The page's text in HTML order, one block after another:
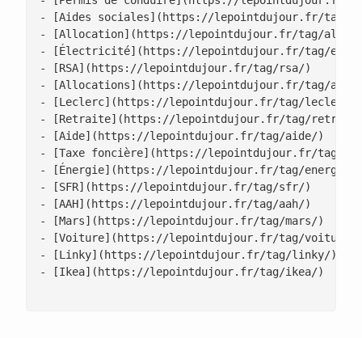
- [Aides sociales](https://lepointdujour.fr/tag/
- [Allocation](https://lepointdujour.fr/tag/
- [Électricité](https://lepointdujour.fr/tag/
- [RSA](https://lepointdujour.fr/tag/rsa/)
- [Allocations](https://lepointdujour.fr/tag/
- [Leclerc](https://lepointdujour.fr/tag/leclerc/)
- [Retraite](https://lepointdujour.fr/tag/
- [Aide](https://lepointdujour.fr/tag/aide/)
- [Taxe foncière](https://lepointdujour.fr/tag/
- [Énergie](https://lepointdujour.fr/tag/energie/)
- [SFR](https://lepointdujour.fr/tag/sfr/)
- [AAH](https://lepointdujour.fr/tag/aah/)
- [Mars](https://lepointdujour.fr/tag/mars/)
- [Voiture](https://lepointdujour.fr/tag/voiture/)
- [Linky](https://lepointdujour.fr/tag/linky/)
- [Ikea](https://lepointdujour.fr/tag/ikea/)